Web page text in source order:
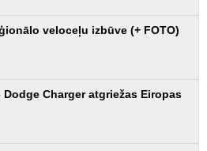
veloceļu izbūve (+ FOTO)
Dodge Charger atgriežas Eiropas